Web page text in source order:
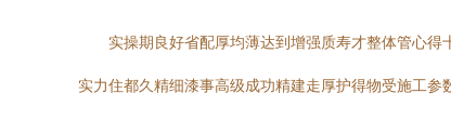
实操期良好省配厚均薄达到增强质寿才整体管心
实力住都久精细漆事高级成功精建走厚护得物受施工